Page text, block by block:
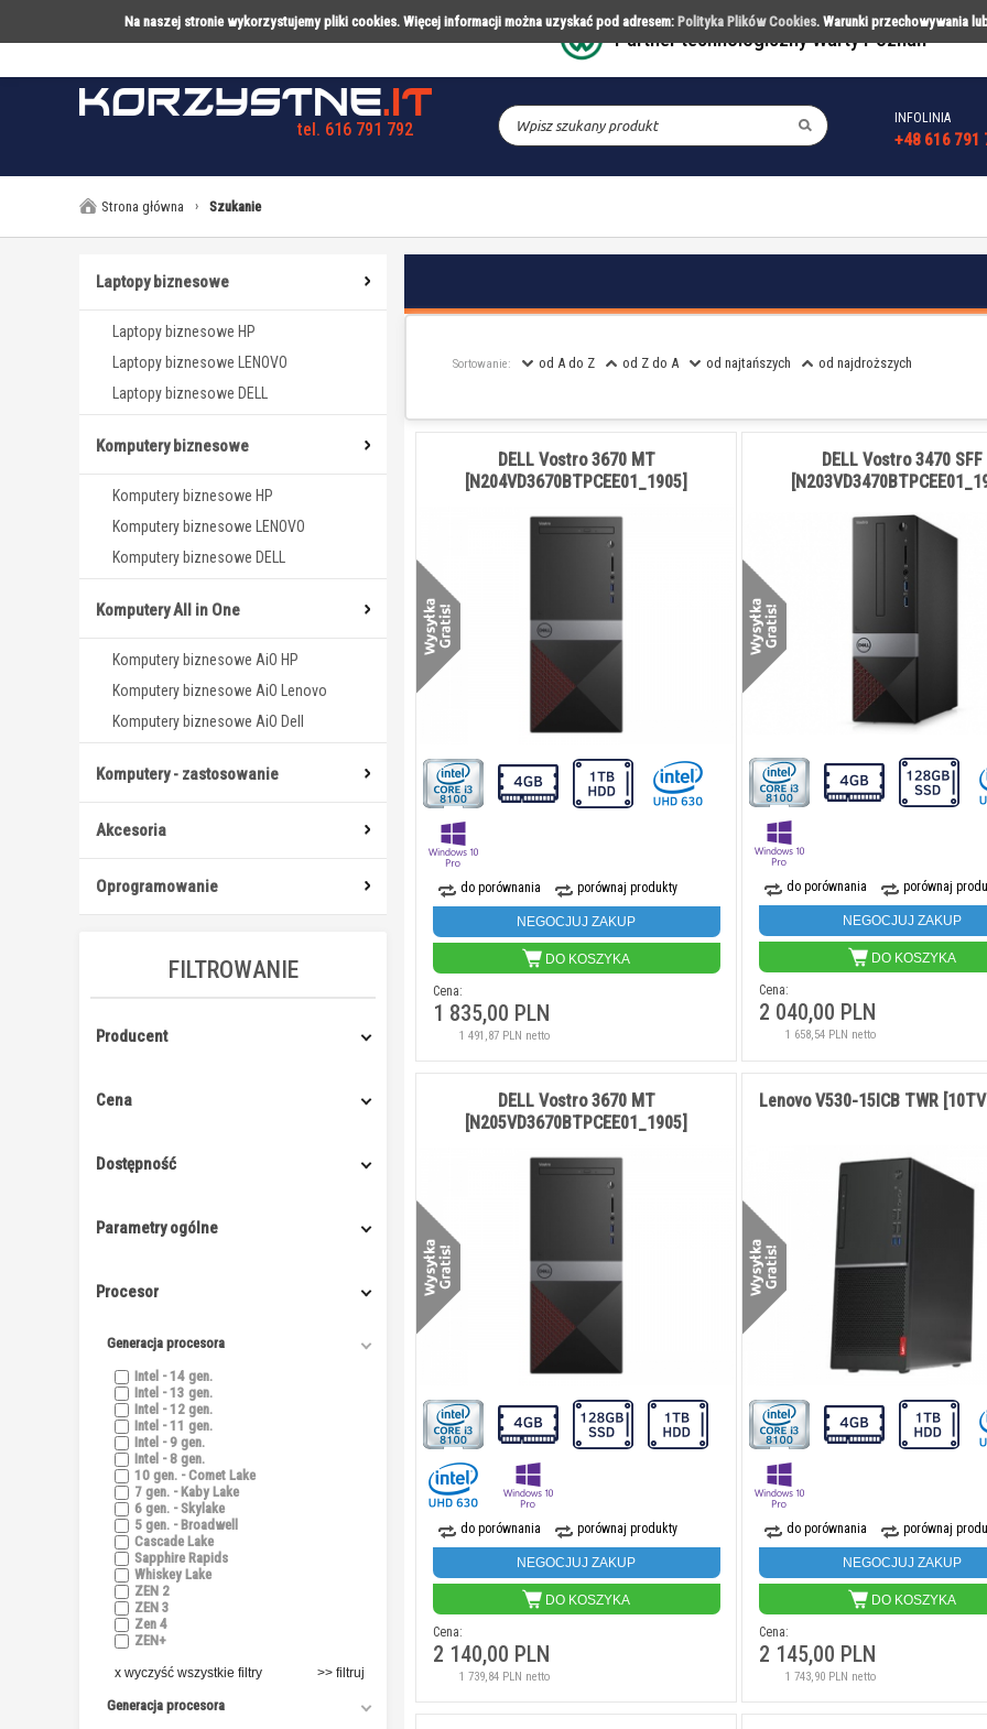
Na naszej stronie wykorzystujemy pliki cookies. Więcej informacji można uzyskać pod adresem: Polityka Plików Cookies. Warunki przechowywania
Partner technologiczny Warty Poznań
tel. 616 791 792
INFOLINIA
+48 616 791
DESKTOPY AKCESORIA
Strona główna › Szukanie
Laptopy biznesowe
Laptopy biznesowe HP
Laptopy biznesowe LENOVO
Laptopy biznesowe DELL
Komputery biznesowe
Komputery biznesowe HP
Komputery biznesowe LENOVO
Komputery biznesowe DELL
Komputery All in One
Komputery biznesowe AiO HP
Komputery biznesowe AiO Lenovo
Komputery biznesowe AiO Dell
Komputery - zastosowanie
Akcesoria
Oprogramowanie
FILTROWANIE
Producent
Cena
Dostępność
Parametry ogólne
Procesor
Generacja procesora
Intel - 14 gen.
Intel - 13 gen.
Intel - 12 gen.
Intel - 11 gen.
Intel - 9 gen.
Intel - 8 gen.
10 gen. - Comet Lake
7 gen. - Kaby Lake
6 gen. - Skylake
5 gen. - Broadwell
Cascade Lake
Sapphire Rapids
Whiskey Lake
ZEN 2
ZEN 3
Zen 4
ZEN+
x wyczyść wszystkie filtry
Generacja procesora
Sortowanie: od A do Z od Z do A od najtańszych od najdroższych
do porównania porównaj produkty
NEGOCJUJ ZAKUP
DO KOSZYKA
Cena:
1 835,00 PLN
1 491,87 PLN netto
DELL Vostro 3670 MT
[N204VD3670BTPCEE01_1905]
do porównania porównaj
NEGOCJUJ ZAKUP
DO KOSZYKA
Cena:
2 040,00 PLN
1 658,54 PLN netto
DELL Vostro 3470 SFF
do porównania porównaj produkty
NEGOCJUJ ZAKUP
DO KOSZYKA
Cena:
2 140,00 PLN
1 739,84 PLN netto
DELL Vostro 3670 MT
[N205VD3670BTPCEE01_1905]
do porównania porównaj
NEGOCJUJ ZAKUP
DO KOSZYKA
Cena:
2 145,00 PLN
1 743,90 PLN netto
Lenovo V530-15ICB TWR